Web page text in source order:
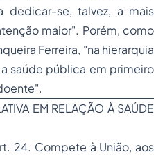
dedicar-se, talvez, a mais
maior". Porém, como
Ferreira, "na hierarquia
saúde pública em primeiro
EM RELAÇÃO À SAÚDE
24. Compete à União, aos